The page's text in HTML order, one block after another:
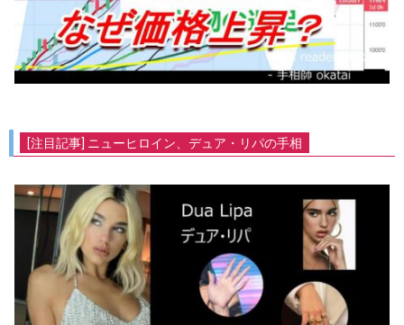
[注目記事] ニューヒロイン、デュア・リパの手相